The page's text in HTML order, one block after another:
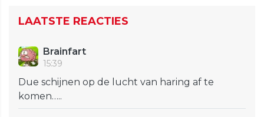
LAATSTE REACTIES
Brainfart
15:39
Due schijnen op de lucht van haring af te
komen…..